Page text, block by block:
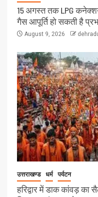
15 अगस्त तक LPG
गैस आपूर्ति हो सकती है
August 9, 2026
उत्तराखण्ड धर्म पर्यटन
हरिद्वार में डाक कांवड़